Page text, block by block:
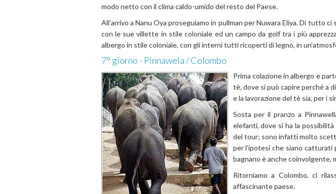
modo netto con il clima caldo-umido del resto del Paese.
All’arrivo a Nanu Oya proseguiamo in pullman per Nuwara Eliya. Di tutto
con le sue villette in stile coloniale ed un campo da golf tra i più
albergo in stile coloniale, con gli interni tutti ricoperti di legno, in
7° giorno - Pinnawela / Colombo
Prima colazione in albergo e
tè, dove si può capire perché a
e la lavorazione del tè sia, per i
Sosta per il pranzo a
elefanti, dove si ha la
del tour; sono infatti molto
per l'ipotesi che siano catturati
bagnano è anche coinvolgente,
Ritorniamo a Colombo, ci
affascinante paese.